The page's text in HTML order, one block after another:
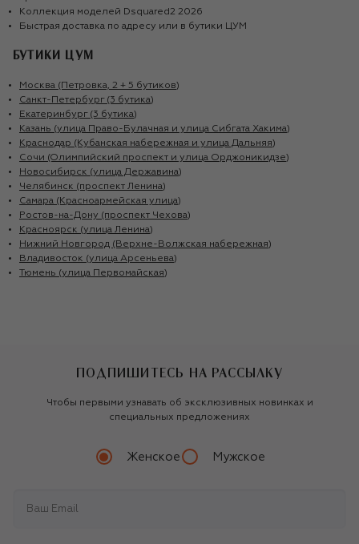
Коллекция моделей Dsquared2 2026
Быстрая доставка по адресу или в бутики ЦУМ
БУТИКИ ЦУМ
Москва (Петровка, 2 + 5 бутиков)
Санкт-Петербург (3 бутика)
Екатеринбург (3 бутика)
Казань (улица Право-Булачная и улица Сибгата Хакима)
Краснодар (Кубанская набережная и улица Дальняя)
Сочи (Олимпийский проспект и улица Орджоникидзе)
Новосибирск (улица Державина)
Челябинск (проспект Ленина)
Самара (Красноармейская улица)
Ростов-на-Дону (проспект Чехова)
Красноярск (улица Ленина)
Нижний Новгород (Верхне-Волжская набережная)
Владивосток (улица Арсеньева)
Тюмень (улица Первомайская)
ПОДПИШИТЕСЬ НА РАССЫЛКУ
Чтобы первыми узнавать об эксклюзивных новинках и
специальных предложениях
Женское Мужское